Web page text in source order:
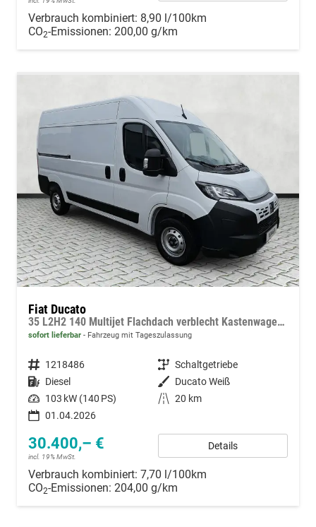
Verbrauch kombiniert: 8,90 l/100km
CO2-Emissionen: 200,00 g/km
Fiat Ducato
35 L2H2 140 Multijet Flachdach verblecht Kastenwagen 3,5t Diesel 140MT Kamera
sofort lieferbar Fahrzeug mit Tageszulassung
Fahrzeugnummer 1218486 Getriebe Schaltgetriebe
Kraftstoff Diesel Außenfarbe Ducato Weiß
Leistung 103 kW (140 PS) Kilometerstand 20 km
01.04.2026
30.400,– €
incl. 19% MwSt.
Details
Verbrauch kombiniert: 7,70 l/100km
CO2-Emissionen: 204,00 g/km